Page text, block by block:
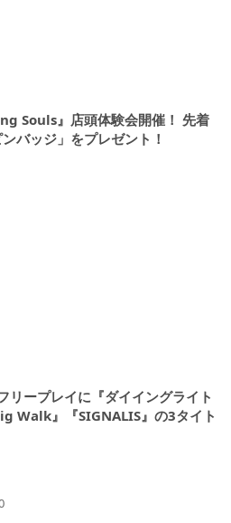
Souls』店頭体験会開催！ 先着
バッジ」をプレゼント！
ープレイに『ダイイングライト
Walk』『SIGNALIS』の3タイト